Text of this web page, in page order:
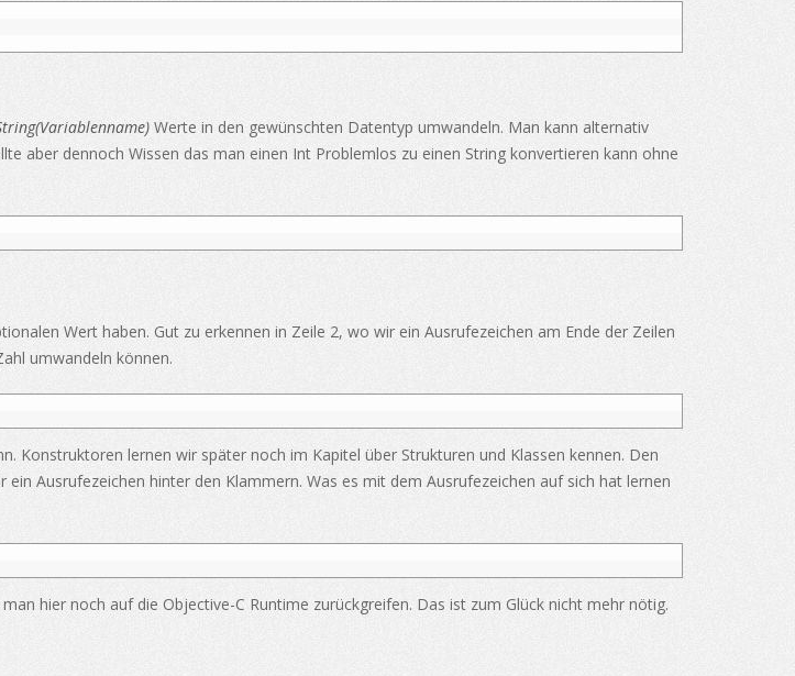
Werte in den gewünschten Datentyp umwandeln. Man kann alternativ
aber dennoch Wissen das man einen Int Problemlos zu einen String konvertieren kann ohne
Wert haben. Gut zu erkennen in Zeile 2, wo wir ein Ausrufezeichen am Ende der Zeilen
umwandeln können.
Konstruktoren lernen wir später noch im Kapitel über Strukturen und Klassen kennen. Den
ein Ausrufezeichen hinter den Klammern. Was es mit dem Ausrufezeichen auf sich hat lernen
hier noch auf die Objective-C Runtime zurückgreifen. Das ist zum Glück nicht mehr nötig.